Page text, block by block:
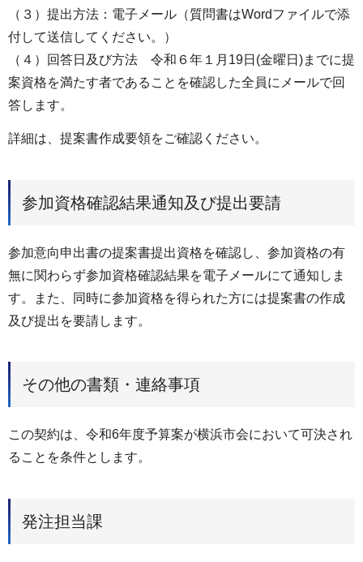
（３）提出方法：電子メール（質問書はWordファイルで添
付して送信してください。）
（４）回答日及び方法 令和６年１月19日(金曜日)までに提
案資格を満たす者であることを確認した全員にメールで回
答します。
詳細は、提案書作成要領をご確認ください。
参加資格確認結果通知及び提出要請
参加意向申出書の提案書提出資格を確認し、参加資格の有
無に関わらず参加資格確認結果を電子メールにて通知しま
す。また、同時に参加資格を得られた方には提案書の作成
及び提出を要請します。
その他の書類・連絡事項
この契約は、令和6年度予算案が横浜市会において可決され
ることを条件とします。
発注担当課